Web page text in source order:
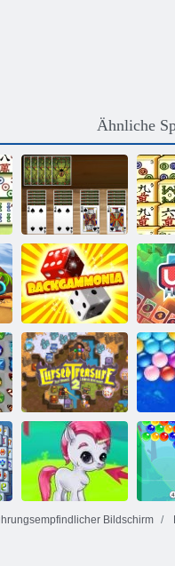
Ähnliche
Spider Solitaire
Backgammon
mit Computer
Verfluchter
Schatz 2
Bildschirm